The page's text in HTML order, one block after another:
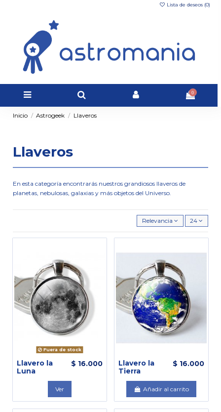
Lista de deseos (0)
0
Inicio Astrogeek Llaveros
Llaveros
En esta categoría encontrarás nuestros grandiosos llaveros de
planetas, nebulosas, galaxias y más objetos del Universo.
Relevancia 24
Fuera de stock
Llavero la
Luna
$ 16.000
Ver
Llavero la
Tierra
$ 16.000
Añadir al carrito